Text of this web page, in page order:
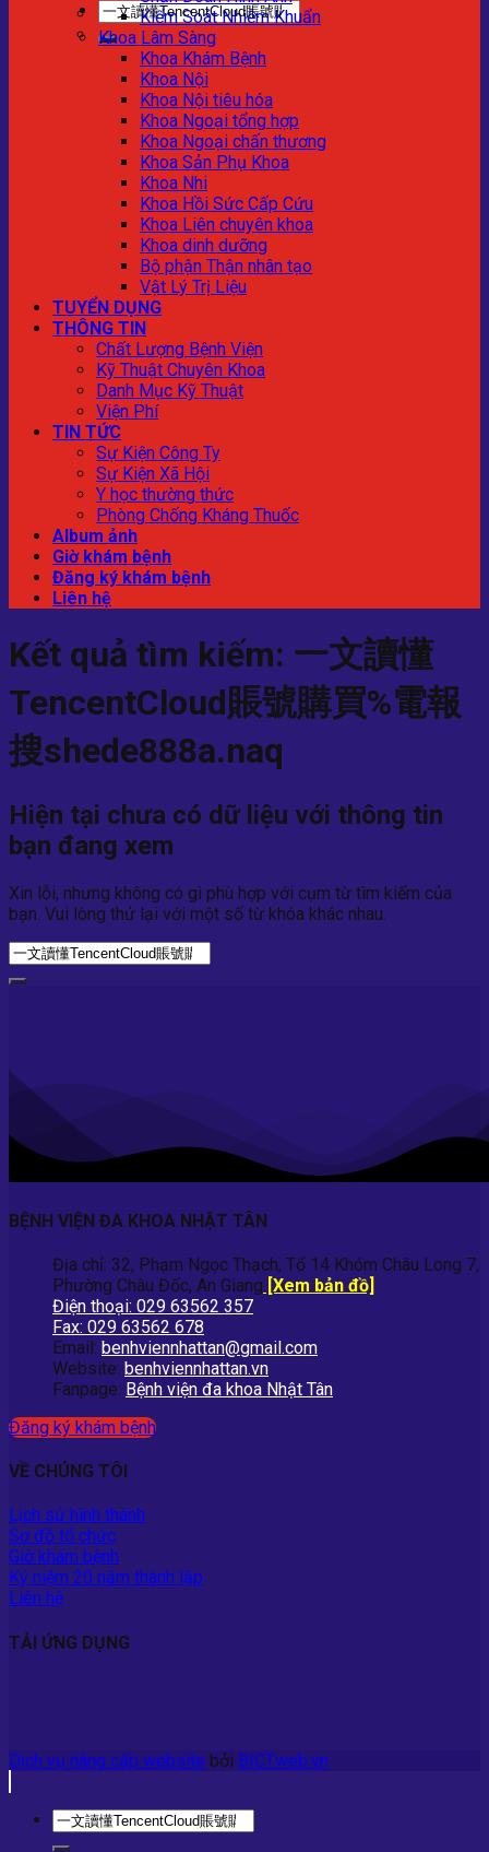
Kiểm Soát Nhiễm Khuẩn
Khoa Lâm Sàng
Khoa Khám Bệnh
Khoa Nội
Khoa Nội tiêu hóa
Khoa Ngoại tổng hợp
Khoa Ngoại chấn thương
Khoa Sản Phụ Khoa
Khoa Nhi
Khoa Hồi Sức Cấp Cứu
Khoa Liên chuyên khoa
Khoa dinh dưỡng
Bộ phận Thận nhân tạo
Vật Lý Trị Liệu
TUYỂN DỤNG
THÔNG TIN
Chất Lượng Bệnh Viện
Kỹ Thuật Chuyên Khoa
Danh Mục Kỹ Thuật
Viện Phí
TIN TỨC
Sự Kiện Công Ty
Sự Kiện Xã Hội
Y học thường thức
Phòng Chống Kháng Thuốc
Album ảnh
Giờ khám bệnh
Đăng ký khám bệnh
Liên hệ
Kết quả tìm kiếm: 一文讀懂
TencentCloud賬號購買%電報
搜shede888a.naq
Hiện tại chưa có dữ liệu với thông tin
bạn đang xem
Xin lỗi, nhưng không có gì phù hợp với cụm từ tìm kiếm của
bạn. Vui lòng thử lại với một số từ khóa khác nhau.
BỆNH VIỆN ĐA KHOA NHẬT TÂN
Địa chỉ: 32, Phạm Ngọc Thạch, Tổ 14 Khóm Châu Long 7,
Phường Châu Đốc, An Giang [Xem bản đồ]
Điện thoại: 029 63562 357
Fax: 029 63562 678
Email: benhviennhattan@gmail.com
Website: benhviennhattan.vn
Fanpage: Bệnh viện đa khoa Nhật Tân
Đăng ký khám bệnh
VỀ CHÚNG TÔI
Lịch sử hình thành
Sơ đồ tổ chức
Giờ khám bệnh
Kỷ niệm 20 năm thành lập
Liên hệ
TẢI ỨNG DỤNG
Dịch vụ nâng cấp website bởi BICTweb.vn